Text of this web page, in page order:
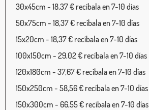
30x45cm - 18,37 € recíbala en 7-10 días
50x75cm - 18,37 € recíbala en 7-10 días
15x20cm - 18,37 € recíbala en 7-10 días
100x150cm - 29,02 € recíbala en 7-10 días
120x180cm - 37,67 € recíbala en 7-10 días
150x250cm - 58,56 € recíbala en 7-10 días
150x300cm - 66,55 € recíbala en 7-10 días